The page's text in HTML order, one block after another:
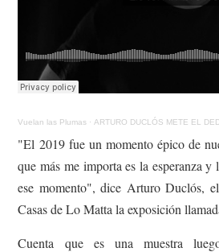
Vuelan las Plumas · ARTURO DUCLÓS METE EL
"El 2019 fue un momento épico de
que más me importa es la esperanza
ese momento", dice Arturo Duclós,
Casas de Lo Matta la exposición
Cuenta que es una muestra